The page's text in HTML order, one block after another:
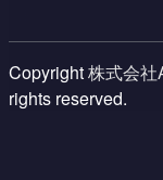
Copyright株式会社
rights reserved.